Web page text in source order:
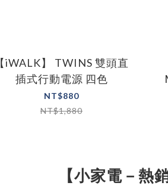
【iWALK】 TWINS 雙頭直
插式行動電源 四色
NT$880
NT$1,880
【小家電－熱